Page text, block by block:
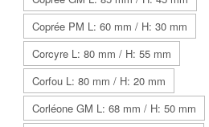
Coprée PM L: 60 mm / H: 30 mm
Corcyre L: 80 mm / H: 55 mm
Corfou L: 80 mm / H: 20 mm
Corléone GM L: 68 mm / H: 50 mm